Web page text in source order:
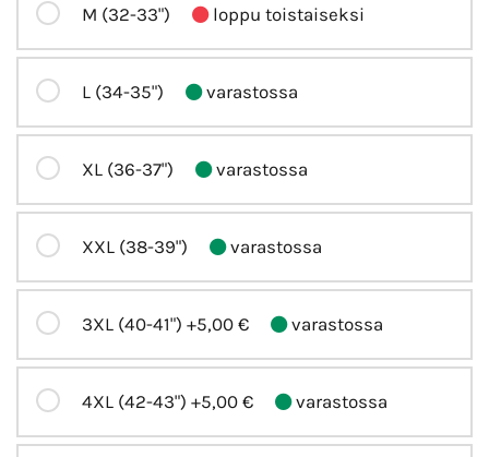
M (32-33") loppu toistaiseksi
L (34-35") varastossa
XL (36-37") varastossa
XXL (38-39") varastossa
3XL (40-41") +5,00 € varastossa
4XL (42-43") +5,00 € varastossa